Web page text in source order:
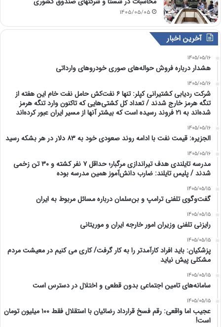
1405/05/05
آخرین اخبار
1405/05/16
هشدار درباره فروش حواله‌های صوری خودروهای وارداتی
1405/05/16
شرکت ردیابی کشتیرانی کپلر: تنها ۶ نفت‌کش حامل نفت خام این هفته از
تنگه هرمز خارج شدند / تعداد کل کشتی‌هایی که تاکنون وارد تنگه هرمز
شده‌اند به ۲۱ فروند رسیده است که بیشتر آنها از مسیر ایران عبور کرده‌اند
1405/05/16
الجزیره: قیمت نفت با ادامه روند صعودی خود به ۸۳ دلار در هر بشکه رسید
1405/05/16
مدرسه تایلندی هدف تیراندازی مرگبار؛ حداقل ۷ نفر کشته و ۳۰ تن زخمی
شدند / پلیس تایلند: ضارب دانش‌آموز همین مدرسه بوده
1405/05/15
گفت‌وگوی تلفنی ترامپ و بن‌سلمان درباره مسائل مربوط به ایران
1405/05/15
رایزنی تلفنی وزیران امور خارجه ایران و موریتانی
1405/05/15
پزشکیان: باید افراد کارآمدتر را به کار گرفت/ کاری می کنیم در معیشت مردم
مشکلی پیش نیاید
1405/05/15
سامانه‌های تامین اجتماعی بدون قطعی و اختلال در دسترس است
1405/05/15
عجیب اما واقعی: رقم فسخ قرارداد رضائیان با استقلال فقط ۱۰۰ میلیون تومان
است!